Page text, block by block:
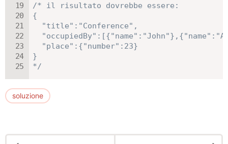
/* il risultato dovrebbe essere:
{
  "title":"Conference",
  "place":{"number":23}
}
*/
soluzione